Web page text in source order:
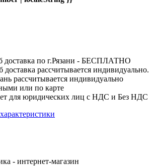
доставка по г.Рязани - БЕСПЛАТНО
доставка рассчитывается индивидуально.
рассчитывается индивидуально
или по карте
для юридических лиц с НДС и Без НДС
- интернет-магазин